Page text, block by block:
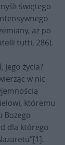
świętego
aż po
tutti, 286).
jego życia?
w nic
któremu
Bożego
dla którego